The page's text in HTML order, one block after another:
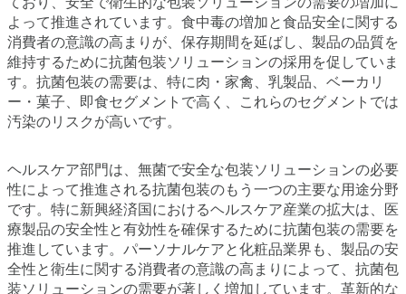
よって推進されています。食中毒の増加と食品安全に関する
消費者の意識の高まりが、保存期間を延ばし、製品の品質を
維持するために抗菌包装ソリューションの採用を促していま
す。抗菌包装の需要は、特に肉・家禽、乳製品、ベーカリ
ー・菓子、即食セグメントで高く、これらのセグメントでは
汚染のリスクが高いです。
ヘルスケア部門は、無菌で安全な包装ソリューションの必要
性によって推進される抗菌包装のもう一つの主要な用途分野
です。特に新興経済国におけるヘルスケア産業の拡大は、医
療製品の安全性と有効性を確保するために抗菌包装の需要を
推進しています。パーソナルケアと化粧品業界も、製品の安
全性と衛生に関する消費者の意識の高まりによって、抗菌包
装ソリューションの需要が著しく増加しています。革新的な